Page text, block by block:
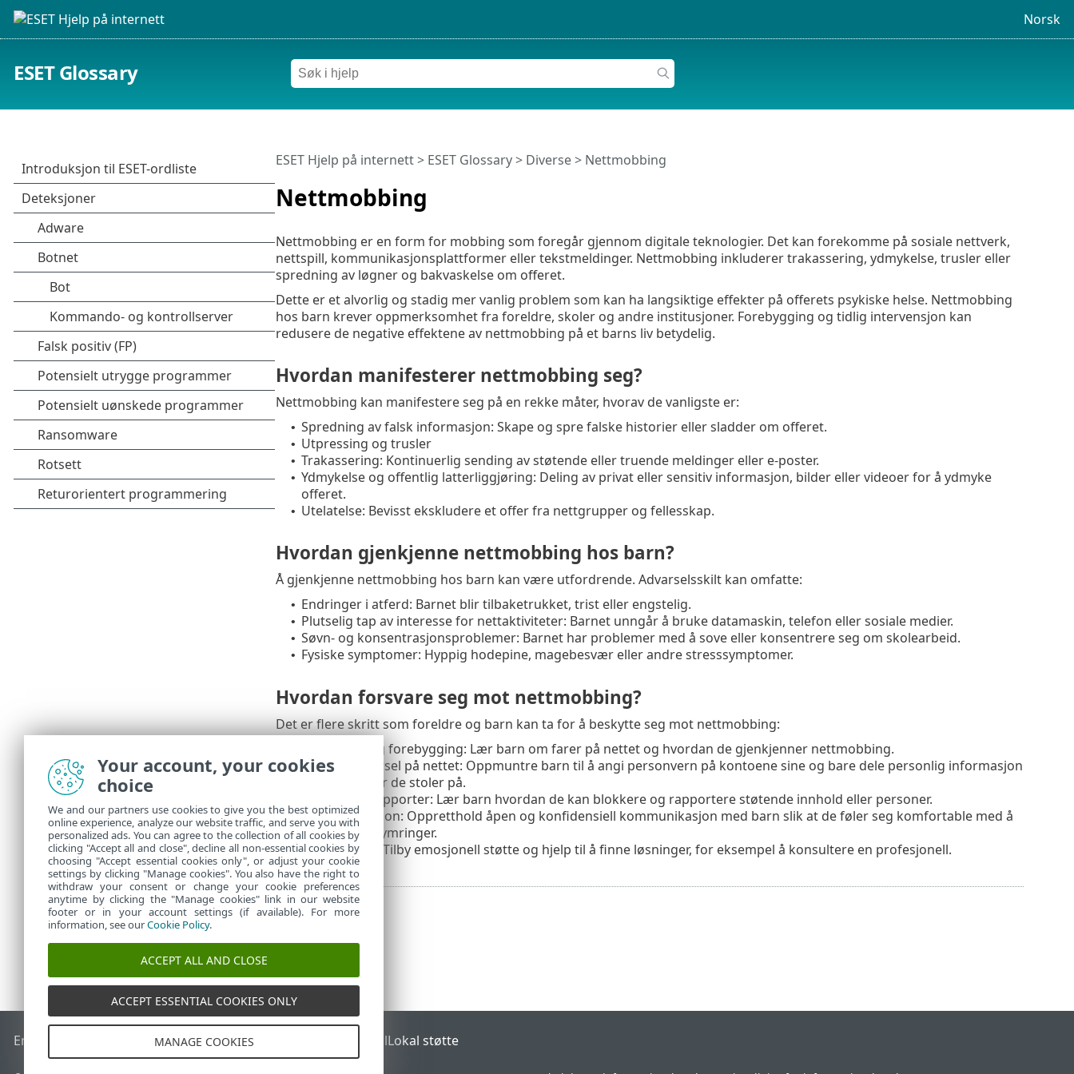
Norsk
ESET Glossary
Nettmobbing
ESET Hjelp på internett> ESET Glossary> Diverse > Nettmobbing
Nettmobbing er en form for mobbing som foregår gjennom digitale teknologier. Det kan forekomme på sosiale nettverk,
nettspill, kommunikasjonsplattformer eller tekstmeldinger. Nettmobbing inkluderer trakassering, ydmykelse, trusler eller
spredning av løgner og bakvaskelse om offeret.
Dette er et alvorlig og stadig mer vanlig problem som kan ha langsiktige effekter på offerets psykiske helse. Nettmobbing
hos barn krever oppmerksomhet fra foreldre, skoler og andre institusjoner. Forebygging og tidlig intervensjon kan
redusere de negative effektene av nettmobbing på et barns liv betydelig.
Hvordan manifesterer nettmobbing seg?
Nettmobbing kan manifestere seg på en rekke måter, hvorav de vanligste er:
• Spredning av falsk informasjon: Skape og spre falske historier eller sladder om offeret.
• Utpressing og trusler
• Trakassering: Kontinuerlig sending av støtende eller truende meldinger eller e-poster.
• Ydmykelse og offentlig latterliggjøring: Deling av privat eller sensitiv informasjon, bilder eller videoer for å ydmyke
offeret.
• Utelatelse: Bevisst ekskludere et offer fra nettgrupper og fellesskap.
Hvordan gjenkjenne nettmobbing hos barn?
Å gjenkjenne nettmobbing hos barn kan være utfordrende. Advarselsskilt kan omfatte:
• Endringer i atferd: Barnet blir tilbaketrukket, trist eller engstelig.
• Plutselig tap av interesse for nettaktiviteter: Barnet unngår å bruke datamaskin, telefon eller sosiale medier.
• Søvn- og konsentrasjonsproblemer: Barnet har problemer med å sove eller konsentrere seg om skolearbeid.
• Fysiske symptomer: Hyppig hodepine, magebesvær eller andre stresssymptomer.
Hvordan forsvare seg mot nettmobbing?
Det er flere skritt som foreldre og barn kan ta for å beskytte seg mot nettmobbing:
Utdanning og forebygging: Lær barn om farer på nettet og hvordan de gjenkjenner nettmobbing.
• Sikker oppførsel på nettet: Oppmuntre barn til å angi personvern på kontoene sine og bare dele personlig informasjon
med personer de stoler på.
Blokker og rapporter: Lær barn hvordan de kan blokkere og rapportere støtende innhold eller personer.
• Kommunikasjon: Oppretthold åpen og konfidensiell kommunikasjon med barn slik at de føler seg komfortable med å
dele sine bekymringer.
• Kundestøtte: Tilby emosjonell støtte og hjelp til å finne løsninger, for eksempel å konsultere en profesjonell.
End of Life ESET Kunnskapsbase ESET Forum ESET Status PortalLokal støtte
Your account, your cookies
choice
We and our partners use cookies to give you the best optimized
online experience, analyze our website traffic, and serve you with
personalized ads. You can agree to the collection of all cookies by
clicking "Accept all and close", decline all non-essential cookies by
choosing "Accept essential cookies only", or adjust your cookie
settings by clicking "Manage cookies". You also have the right to
withdraw your consent or change your cookie preferences
anytime by clicking the "Manage cookies" link in our website
footer or in your account settings (if available). For more
information, see ourCookie Policy.
ACCEPT ALL AND CLOSE
ACCEPT ESSENTIAL COOKIES ONLY
MANAGE COOKIES